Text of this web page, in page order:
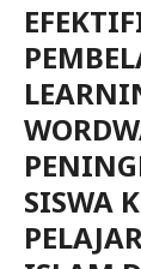
SISWA